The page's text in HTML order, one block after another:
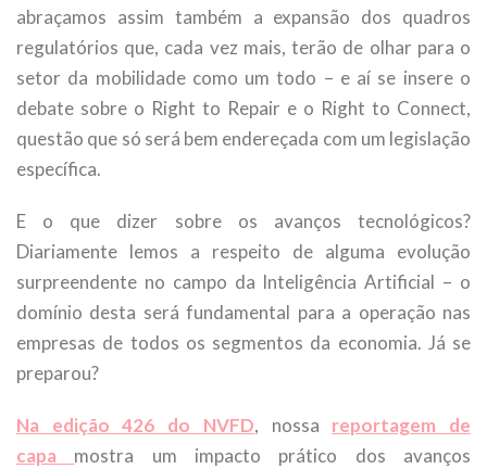
abraçamos assim também a expansão dos quadros
regulatórios que, cada vez mais, terão de olhar para o
setor da mobilidade como um todo – e aí se insere o
debate sobre o Right to Repair e o Right to Connect,
questão que só será bem endereçada com um legislação
específica.
E o que dizer sobre os avanços tecnológicos?
Diariamente lemos a respeito de alguma evolução
surpreendente no campo da Inteligência Artificial – o
domínio desta será fundamental para a operação nas
empresas de todos os segmentos da economia. Já se
preparou?
Na edição 426 do NVFD, nossa reportagem de
capa mostra um impacto prático dos avanços